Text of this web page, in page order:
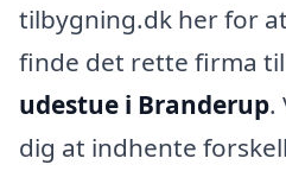
tilbygning.dk her for
finde det rette firma
udestue i Branderup.
dig at indhente